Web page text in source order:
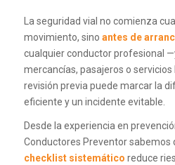
La seguridad vial no comienza
movimiento, sino antes de
cualquier conductor profesional
mercancías, pasajeros o
revisión previa puede marcar la
eficiente y un incidente evitable.
Desde la experiencia en
Conductores Preventor sabemos
checklist sistemático reduce